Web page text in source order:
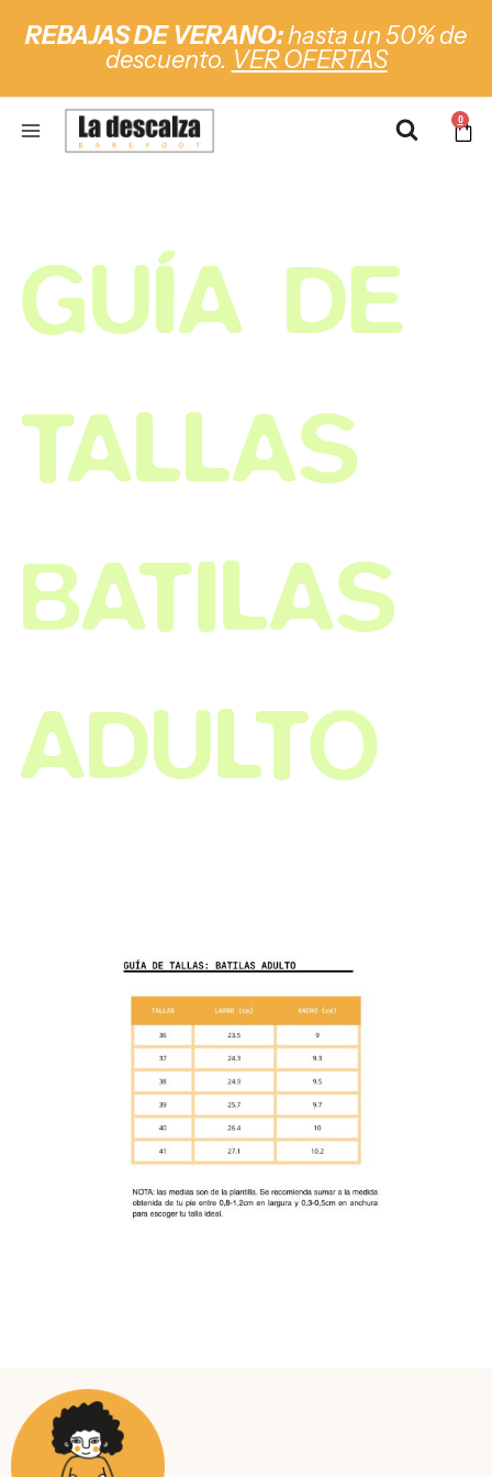
REBAJAS DE VERANO:hasta un 50% de
descuento. VER OFERTAS
0
GUÍA DE
TALLAS
BATILAS
ADULTO